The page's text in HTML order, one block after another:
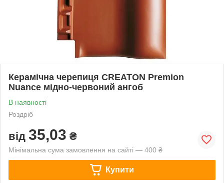
Керамічна черепиця CREATON Premion
Nuance мідно-червоний ангоб
В наявності
Роздріб
від 35,03 ₴
Мінімальна сума замовлення на сайті — 400 ₴
Купити